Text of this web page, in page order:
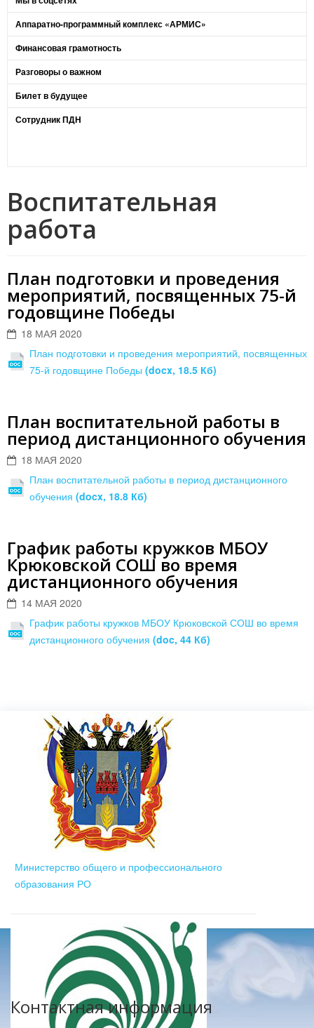
Аппаратно-программный комплекс «АРМИС»
Финансовая грамотность
Разговоры о важном
Билет в будущее
Сотрудник ПДН
Воспитательная
работа
План подготовки и проведения
мероприятий, посвященных 75-й
годовщине Победы
18 МАЯ 2020
План подготовки и проведения мероприятий, посвященных
75-й годовщине Победы (docx, 18.5 Кб)
План воспитательной работы в
период дистанционного обучения
18 МАЯ 2020
План воспитательной работы в период дистанционного
обучения (docx, 18.8 Кб)
График работы кружков МБОУ
Крюковской СОШ во время
дистанционного обучения
14 МАЯ 2020
График работы кружков МБОУ Крюковской СОШ во время
дистанционного обучения (doc, 44 Кб)
Министерство общего и профессионального
образования РО
Контактная информация